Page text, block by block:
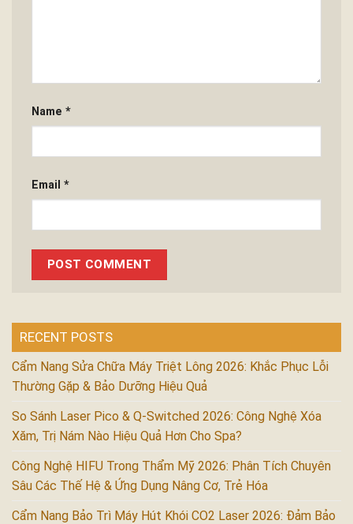
Name *
Email *
RECENT POSTS
Cẩm Nang Sửa Chữa Máy Triệt Lông 2026: Khắc Phục Lỗi
Thường Gặp & Bảo Dưỡng Hiệu Quả
So Sánh Laser Pico & Q-Switched 2026: Công Nghệ Xóa
Xăm, Trị Nám Nào Hiệu Quả Hơn Cho Spa?
Công Nghệ HIFU Trong Thẩm Mỹ 2026: Phân Tích Chuyên
Sâu Các Thế Hệ & Ứng Dụng Nâng Cơ, Trẻ Hóa
Cẩm Nang Bảo Trì Máy Hút Khói CO2 Laser 2026: Đảm Bảo